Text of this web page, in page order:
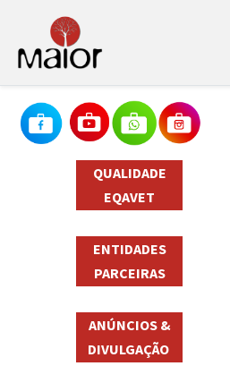
QUALIDADE
EQAVET
ENTIDADES
PARCEIRAS
ANÚNCIOS &
DIVULGAÇÃO